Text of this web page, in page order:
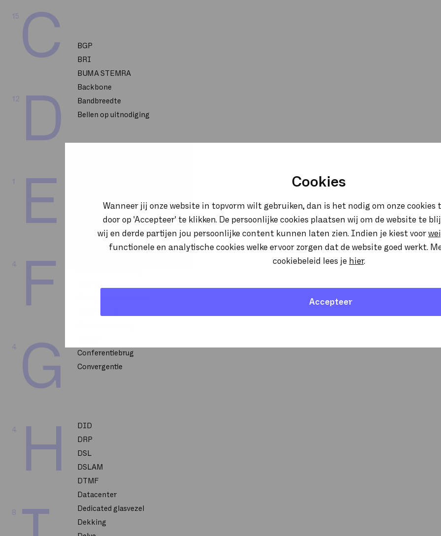
Cookies
Wanneer jij onze website in topvorm wilt gebruiken, dan is het nodig om onze cookies
door op 'Accepteer' te klikken. De persoonlijke cookies plaatsen wij om de website te
wij en derde partijen jou persoonlijke content kunnen laten zien. Indien je kiest voor
functionele en analytische cookies welke ervoor zorgen dat de website goed werkt.
cookiebeleid lees je hier.
Accepteer
C
15
D
12
E
1
F
4
G
4
H
4
8
BGP
BRI
BUMA STEMRA
Backbone
Bandbreedte
Bellen op uitnodiging
CSP 2-Tier
Call flow
Callcenter
Conferentiebrug
Convergentie
DID
DRP
DSL
DSLAM
DTMF
Datacenter
Dedicated glasvezel
Dekking